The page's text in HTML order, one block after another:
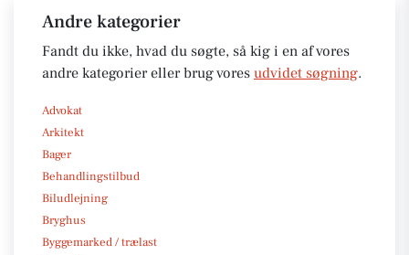
Andre kategorier
Fandt du ikke, hvad du søgte, så kig i en af vores
andre kategorier eller brug vores udvidet søgning.
Advokat
Arkitekt
Bager
Behandlingstilbud
Biludlejning
Bryghus
Byggemarked / trælast